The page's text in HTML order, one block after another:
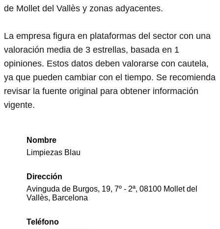
de Mollet del Vallès y zonas adyacentes.
La empresa figura en plataformas del sector con una
valoración media de 3 estrellas, basada en 1
opiniones. Estos datos deben valorarse con cautela,
ya que pueden cambiar con el tiempo. Se recomienda
revisar la fuente original para obtener información
vigente.
Nombre
Limpiezas Blau
Dirección
Avinguda de Burgos, 19, 7º - 2ª, 08100 Mollet del
Vallès, Barcelona
Teléfono